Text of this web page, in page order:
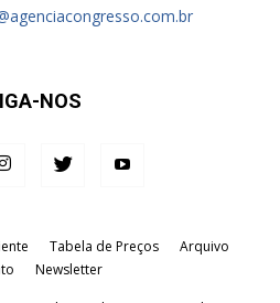
NOS
Tabela de Preços
Arquivo
Newsletter